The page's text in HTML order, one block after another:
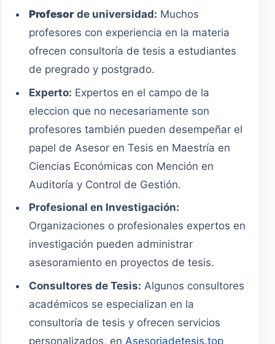
Profesor de universidad: Muchos
profesores con experiencia en la materia
ofrecen consultoría de tesis a estudiantes
de pregrado y postgrado.
Experto: Expertos en el campo de la
eleccion que no necesariamente son
profesores también pueden desempeñar el
papel de Asesor en Tesis en Maestría en
Ciencias Económicas con Mención en
Auditoría y Control de Gestión.
Profesional en Investigación:
Organizaciones o profesionales expertos en
investigación pueden administrar
asesoramiento en proyectos de tesis.
Consultores de Tesis: Algunos consultores
académicos se especializan en la
consultoría de tesis y ofrecen servicios
personalizados, enAsesoriadetesis.top